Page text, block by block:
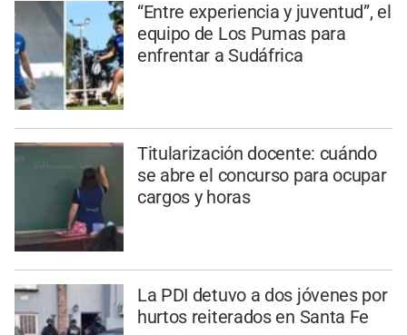
“Entre experiencia y juventud”, el
equipo de Los Pumas para
enfrentar a Sudáfrica
Titularización docente: cuándo
se abre el concurso para ocupar
cargos y horas
La PDI detuvo a dos jóvenes por
hurtos reiterados en Santa Fe